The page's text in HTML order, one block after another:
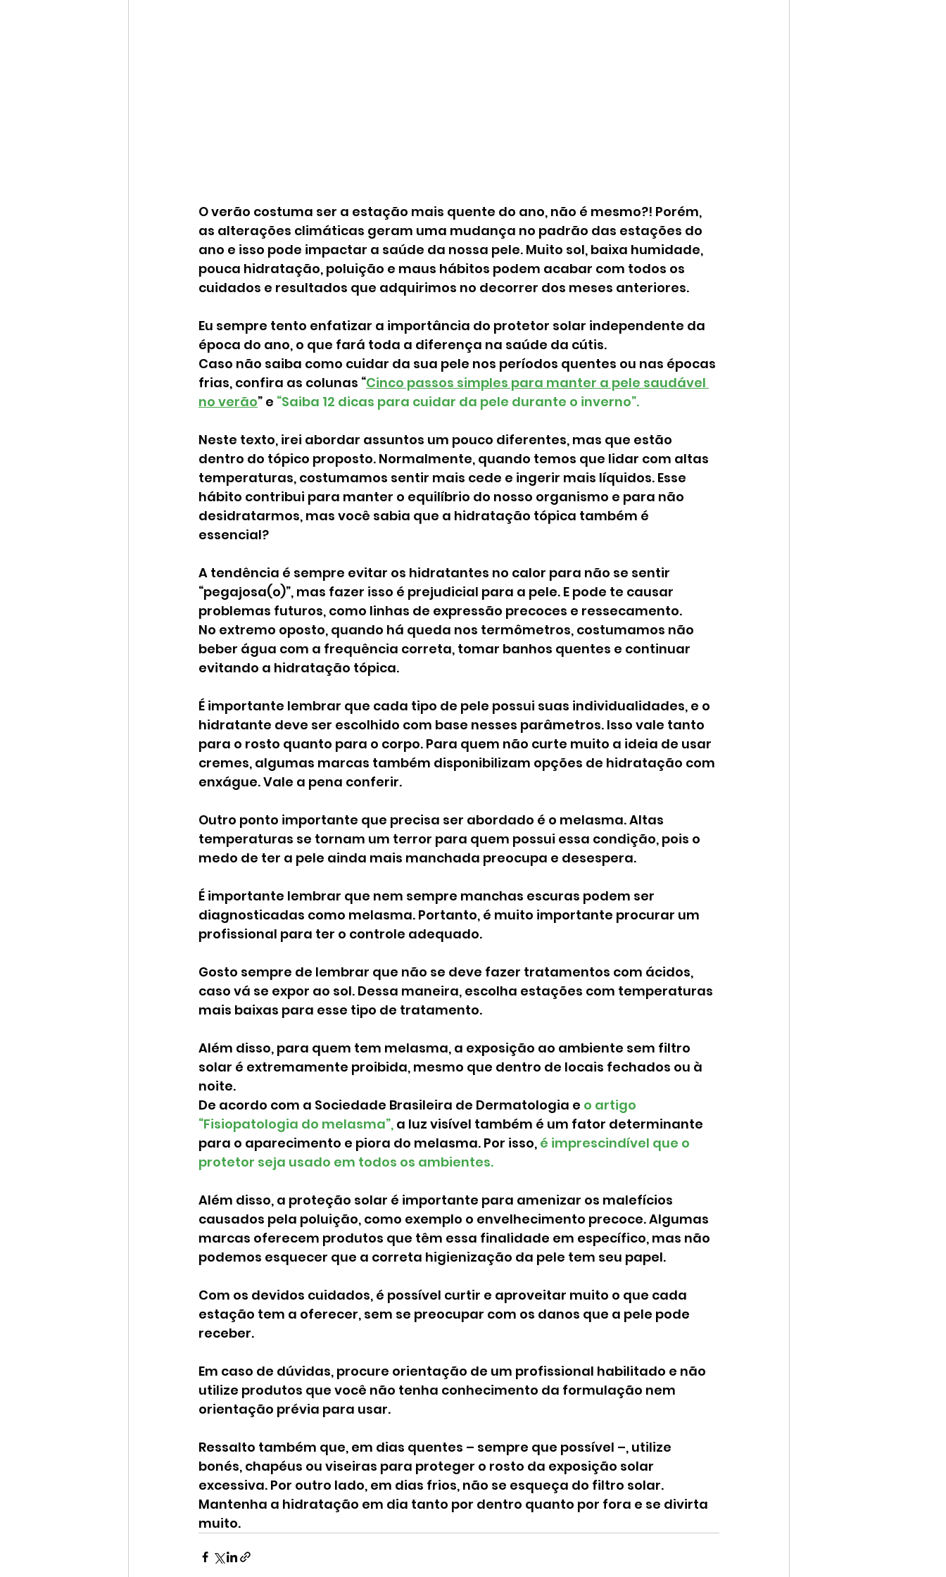
O verão costuma ser a estação mais quente do ano, não é mesmo?! Porém,
as alterações climáticas geram uma mudança no padrão das estações do
ano e isso pode impactar a saúde da nossa pele. Muito sol, baixa humidade,
pouca hidratação, poluição e maus hábitos podem acabar com todos os
cuidados e resultados que adquirimos no decorrer dos meses anteriores.
Eu sempre tento enfatizar a importância do protetor solar independente da
época do ano, o que fará toda a diferença na saúde da cútis.
Caso não saiba como cuidar da sua pele nos períodos quentes ou nas épocas
frias, confira as colunas “Cinco passos simples para manter a pele saudável
no verão” e “Saiba 12 dicas para cuidar da pele durante o inverno”.
Neste texto, irei abordar assuntos um pouco diferentes, mas que estão
dentro do tópico proposto. Normalmente, quando temos que lidar com altas
temperaturas, costumamos sentir mais cede e ingerir mais líquidos. Esse
hábito contribui para manter o equilíbrio do nosso organismo e para não
desidratarmos, mas você sabia que a hidratação tópica também é
essencial?
A tendência é sempre evitar os hidratantes no calor para não se sentir
“pegajosa(o)”, mas fazer isso é prejudicial para a pele. E pode te causar
problemas futuros, como linhas de expressão precoces e ressecamento.
No extremo oposto, quando há queda nos termômetros, costumamos não
beber água com a frequência correta, tomar banhos quentes e continuar
evitando a hidratação tópica.
É importante lembrar que cada tipo de pele possui suas individualidades, e o
hidratante deve ser escolhido com base nesses parâmetros. Isso vale tanto
para o rosto quanto para o corpo. Para quem não curte muito a ideia de usar
cremes, algumas marcas também disponibilizam opções de hidratação com
enxágue. Vale a pena conferir.
Outro ponto importante que precisa ser abordado é o melasma. Altas
temperaturas se tornam um terror para quem possui essa condição, pois o
medo de ter a pele ainda mais manchada preocupa e desespera.
É importante lembrar que nem sempre manchas escuras podem ser
diagnosticadas como melasma. Portanto, é muito importante procurar um
profissional para ter o controle adequado.
Gosto sempre de lembrar que não se deve fazer tratamentos com ácidos,
caso vá se expor ao sol. Dessa maneira, escolha estações com temperaturas
mais baixas para esse tipo de tratamento.
Além disso, para quem tem melasma, a exposição ao ambiente sem filtro
solar é extremamente proibida, mesmo que dentro de locais fechados ou à
noite.
De acordo com a Sociedade Brasileira de Dermatologia e o artigo
“Fisiopatologia do melasma”, a luz visível também é um fator determinante
para o aparecimento e piora do melasma. Por isso, é imprescindível que o
protetor seja usado em todos os ambientes.
Além disso, a proteção solar é importante para amenizar os malefícios
causados pela poluição, como exemplo o envelhecimento precoce. Algumas
marcas oferecem produtos que têm essa finalidade em específico, mas não
podemos esquecer que a correta higienização da pele tem seu papel.
Com os devidos cuidados, é possível curtir e aproveitar muito o que cada
estação tem a oferecer, sem se preocupar com os danos que a pele pode
receber.
Em caso de dúvidas, procure orientação de um profissional habilitado e não
utilize produtos que você não tenha conhecimento da formulação nem
orientação prévia para usar.
Ressalto também que, em dias quentes – sempre que possível –, utilize
bonés, chapéus ou viseiras para proteger o rosto da exposição solar
excessiva. Por outro lado, em dias frios, não se esqueça do filtro solar.
Mantenha a hidratação em dia tanto por dentro quanto por fora e se divirta
muito.